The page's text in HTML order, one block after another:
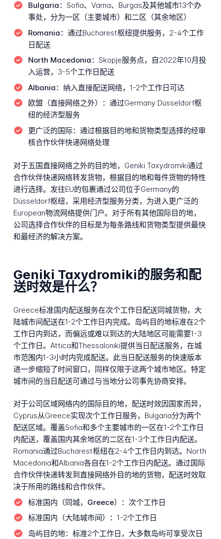
Bulgaria： Sofia、Varna、Burgas及其他城市13个办
事处，分为一区（主要城市）和二区（其余地区）
Romania： 通过Bucharest枢纽提供服务，2-4个工作
日配送
North Macedonia： Skopje服务点，自2022年10月投
入运营，3-5个工作日配送
Albania： 纳入直接配送网络，1-2个工作日可达
欧盟（直接网络之外）： 通过Germany Düsseldorf枢
纽的经济型服务
更广泛的国际： 通过根据目的地和货物类型选择的经审
核合作伙伴快递网络处理
对于五国直接网络之外的目的地，Geniki Taxydromiki通过
合作伙伴快递网络转发货物，根据目的地和每件货物的特性
进行选择。发往EU的包裹通过公司位于Germany的
Düsseldorf枢纽，采用经济型服务分类，为进入更广泛的
European物流网络提供门户。对于所有其他国际目的地，
公司选择合作伙伴的目标是为每条路线和货物类型提供最快
和最经济的解决方案。
Geniki Taxydromiki的服务和配
送时效是什么？
Greece标准国内配送服务在次个工作日配送同城货物，大
陆城市间配送在1-2个工作日内完成。岛屿目的地标准在2个
工作日内到达，而偏远或难以到达的大陆地区可能需要1-3
个工作日。Attica和Thessaloniki提供当日配送服务，在城
市范围内1-3小时内完成配送。此当日配送服务的快速版本
进一步缩短了时间窗口，同样仅限于这两个城市地区。特定
城市间的当日配送可通过与当地分公司事先协商安排。
对于公司区域网络内的国际目的地，配送时效因国家而异，
Cyprus从Greece实现次个工作日服务，Bulgaria分为两个
配送区域。覆盖Sofia和多个主要城市的一区在1-2个工作日
内配送，覆盖国内其余地区的二区在1-3个工作日内配送。
Romania通过Bucharest枢纽在2-4个工作日内到达。North
Macedonia和Albania各自在1-2个工作日内配送。通过国际
合作伙伴快递转发到直接网络外目的地的货物，配送时效取
决于所用的路线和合作伙伴。
标准国内（同城，Greece）： 次个工作日
标准国内（大陆城市间）： 1-2个工作日
岛屿目的地： 标准2个工作日，大多数岛屿可享受次日